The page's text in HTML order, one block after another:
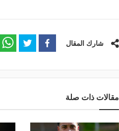
شارك المقال
مقالات ذات صلة